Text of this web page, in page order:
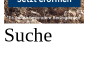
Suche